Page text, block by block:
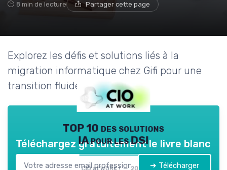
8 min de lecture Partager cette page
Explorez les défis et solutions liés à la
migration informatique chez Gifi pour une
transition fluide et efficace.
TOP 10 des solutions
IA pour les DSI
CIO at WORK ! — 2026
Téléchargez gratuitement le livre blanc
➔ Télécharger